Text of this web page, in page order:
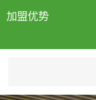
加盟优势